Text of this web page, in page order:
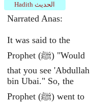
Hadith الحديث
Narrated Anas:
It was said to the
Prophet (ﷺ) "Would
that you see 'Abdullah
bin Ubai." So, the
Prophet (ﷺ) went to